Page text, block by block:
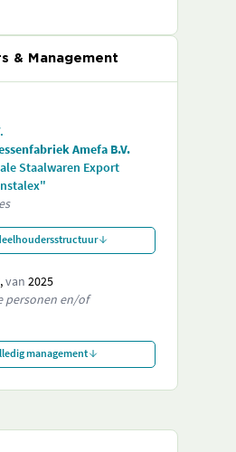
& Management
Amefa B.V.
Staalwaren Export
van 2025
personen en/of
management